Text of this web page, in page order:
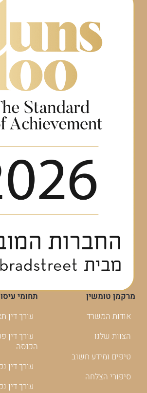
מרקמן טומשין
אודות המשרד
הצוות שלנו
טיפים ומידע חשוב
סיפורי הצלחה
תחומי
עורך דין
עורך דין
הכנסה
עורך דין
עורך דין